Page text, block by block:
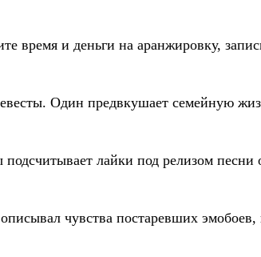
время и деньги на аранжировку,
Один предвкушает семейную
лайки под релизом песни
чувства постаревших эмобоев,